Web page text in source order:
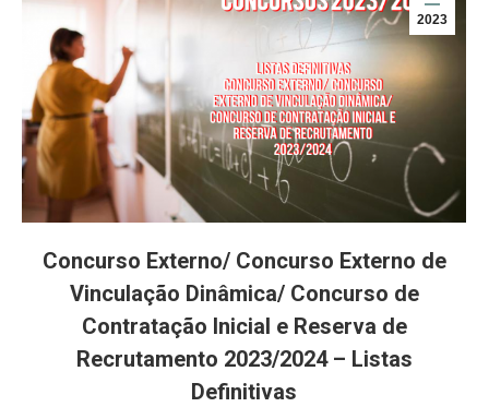
2023
Concurso Externo/ Concurso Externo de
Vinculação Dinâmica/ Concurso de
Contratação Inicial e Reserva de
Recrutamento 2023/2024 – Listas
Definitivas